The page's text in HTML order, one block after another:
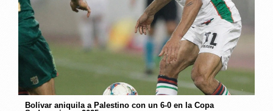
Bolívar aniquila a Palestino con un 6-0 en la Copa